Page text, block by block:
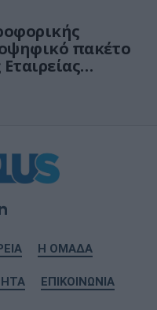
πακέτο
Η ΟΜΑΔΑ
ΕΠΙΚΟΙΝΩΝΙΑ